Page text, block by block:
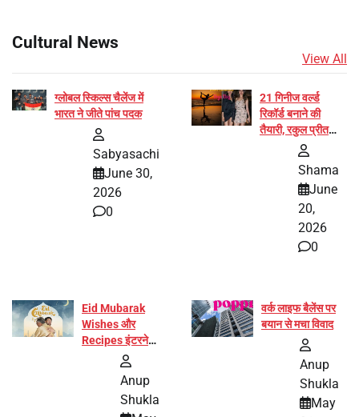
Cultural News
View All
ग्लोबल स्किल्स चैलेंज में
भारत ने जीते पांच पदक
Sabyasachi
June 30,
2026
0
21 गिनीज वर्ल्ड
रिकॉर्ड बनाने की
तैयारी, रकुल प्रीत
और प्रज्ञा जायसवाल
बनीं योग अभियान का
Shama
June
20,
2026
0
Eid Mubarak
Wishes और
Recipes इंटरनेट
पर हुईं वायरल
Anup
Shukla
वर्क लाइफ बैलेंस पर
बयान से मचा विवाद
Anup
Shukla
May